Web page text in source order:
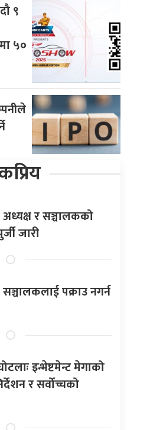
९
५०
र सञ्चालकको
जारी
पक्राउ नगर्न
इन्भेष्टमेन्ट मेगाको
र सर्वोच्चको